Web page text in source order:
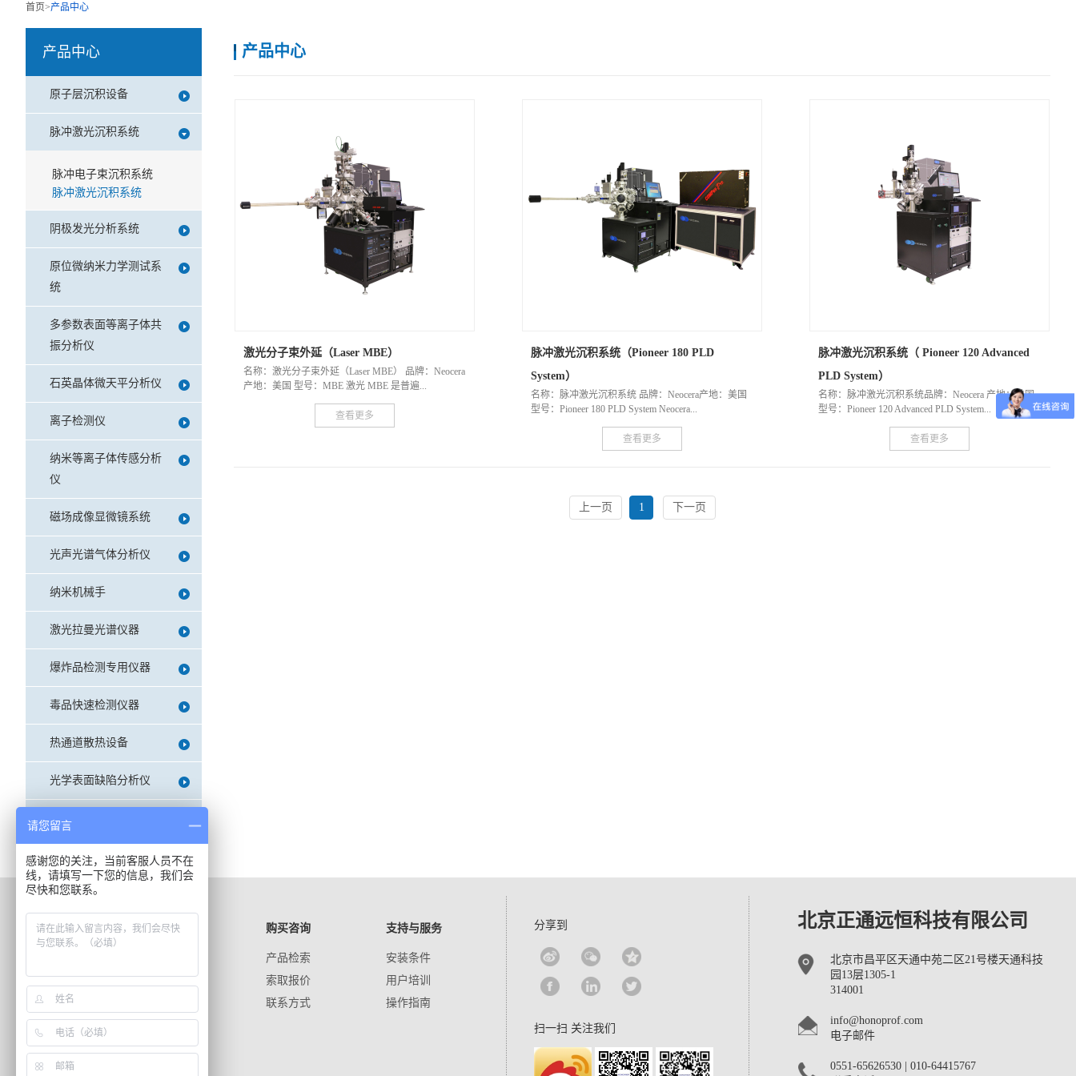
首页>产品中心
产品中心
原子层沉积设备
脉冲激光沉积系统
脉冲电子束沉积系统
脉冲激光沉积系统
阴极发光分析系统
原位微纳米力学测试系
统
多参数表面等离子体共
振分析仪
石英晶体微天平分析仪
离子检测仪
纳米等离子体传感分析
仪
磁场成像显微镜系统
光声光谱气体分析仪
纳米机械手
激光拉曼光谱仪器
爆炸品检测专用仪器
毒品快速检测仪器
热通道散热设备
光学表面缺陷分析仪
电子干燥柜
产品中心
激光分子束外延（Laser MBE）
名称：激光分子束外延（Laser MBE） 品牌：Neocera
产地：美国 型号：MBE 激光 MBE 是普遍...
查看更多
脉冲激光沉积系统（Pioneer 180 PLD
System）
名称：脉冲激光沉积系统 品牌：Neocera产地：美国
型号：Pioneer 180 PLD System Neocera...
查看更多
脉冲激光沉积系统（ Pioneer 120 Advanced
PLD System）
名称：脉冲激光沉积系统品牌：Neocera 产地：美国
型号：Pioneer 120 Advanced PLD System...
查看更多
上一页 1 下一页
正通远恒
公司信息
工作机会
信息资源
产品手册
购买咨询
产品检索
索取报价
联系方式
支持与服务
安装条件
用户培训
操作指南
分享到
扫一扫 关注我们
北京正通远恒科技有限公司
北京市昌平区天通中苑二区21号楼天通科技
园13层1305-1
314001
info@honoprof.com
电子邮件
0551-65626530 | 010-64415767
请您留言
感谢您的关注，当前客服人员不在
线，请填写一下您的信息，我们会
尽快和您联系。